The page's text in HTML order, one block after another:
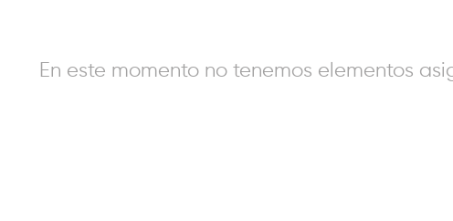
En este momento no tenemos elementos